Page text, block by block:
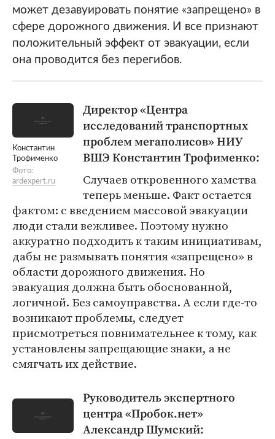
может дезавуировать понятие «запрещено» в
сфере дорожного движения. И все признают
положительный эффект от эвакуации, если
она проводится без перегибов.
Константин
Трофименко
Фото:
ardexpert.ru
Директор «Центра
исследований транспортных
проблем мегаполисов» НИУ
ВШЭ Константин Трофименко:
Случаев откровенного хамства
теперь меньше. Факт остается
фактом: с введением массовой эвакуации
люди стали вежливее. Поэтому нужно
аккуратно подходить к таким инициативам,
дабы не размывать понятия «запрещено» в
области дорожного движения. Но
эвакуация должна быть обоснованной,
логичной. Без самоуправства. А если где-то
возникают проблемы, следует
присмотреться повнимательнее к тому, как
установлены запрещающие знаки, а не
смягчать их действие.
Руководитель экспертного
центра «Пробок.нет»
Александр Шумский: